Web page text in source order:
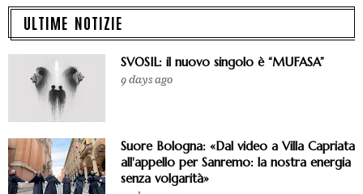
ULTIME NOTIZIE
SVOSIL: il nuovo singolo è “MUFASA”
9 days ago
Suore Bologna: «Dal video a Villa Capriata
all'appello per Sanremo: la nostra energia
senza volgarità»